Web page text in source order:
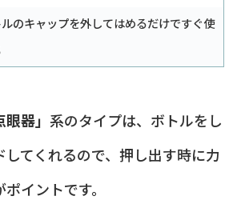
のキャップを外してはめるだけですぐ使
器」 系のタイプは、ボトルをし
してくれるので、押し出す時に力
イントです。